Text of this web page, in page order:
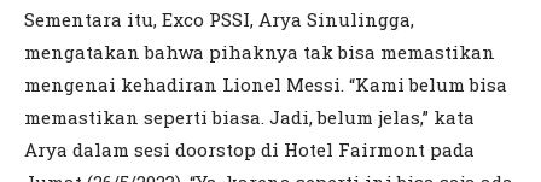
Sementara itu, Exco PSSI, Arya Sinulingga,
mengatakan bahwa pihaknya tak bisa memastikan
mengenai kehadiran Lionel Messi. “Kami belum bisa
memastikan seperti biasa. Jadi, belum jelas,” kata
Arya dalam sesi doorstop di Hotel Fairmont pada